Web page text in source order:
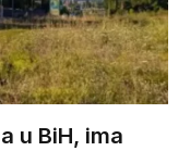
u BiH, ima